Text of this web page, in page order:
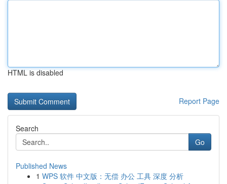
HTML is disabled
Report Page
Search
Go
Published News
1 WPS 软件 中文版：无偿 办公 工具 深度 分析